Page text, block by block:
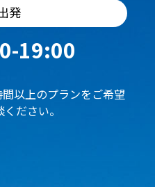
発
19:00
以上のプランをご希望
ださい。